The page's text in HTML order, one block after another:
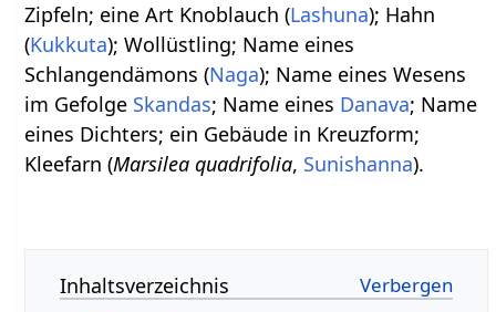
Zipfeln; eine Art Knoblauch (Lashuna); Hahn
(Kukkuta); Wollüstling; Name eines
Schlangendämons (Naga); Name eines Wesens
im Gefolge Skandas; Name eines Danava; Name
eines Dichters; ein Gebäude in Kreuzform;
Kleefarn (Marsilea quadrifolia, Sunishanna).
Inhaltsverzeichnis